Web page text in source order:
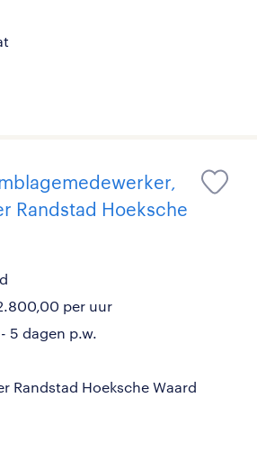
Randstad Hoeksche
per uur
5 dagen p.w.
Randstad Hoeksche Waard